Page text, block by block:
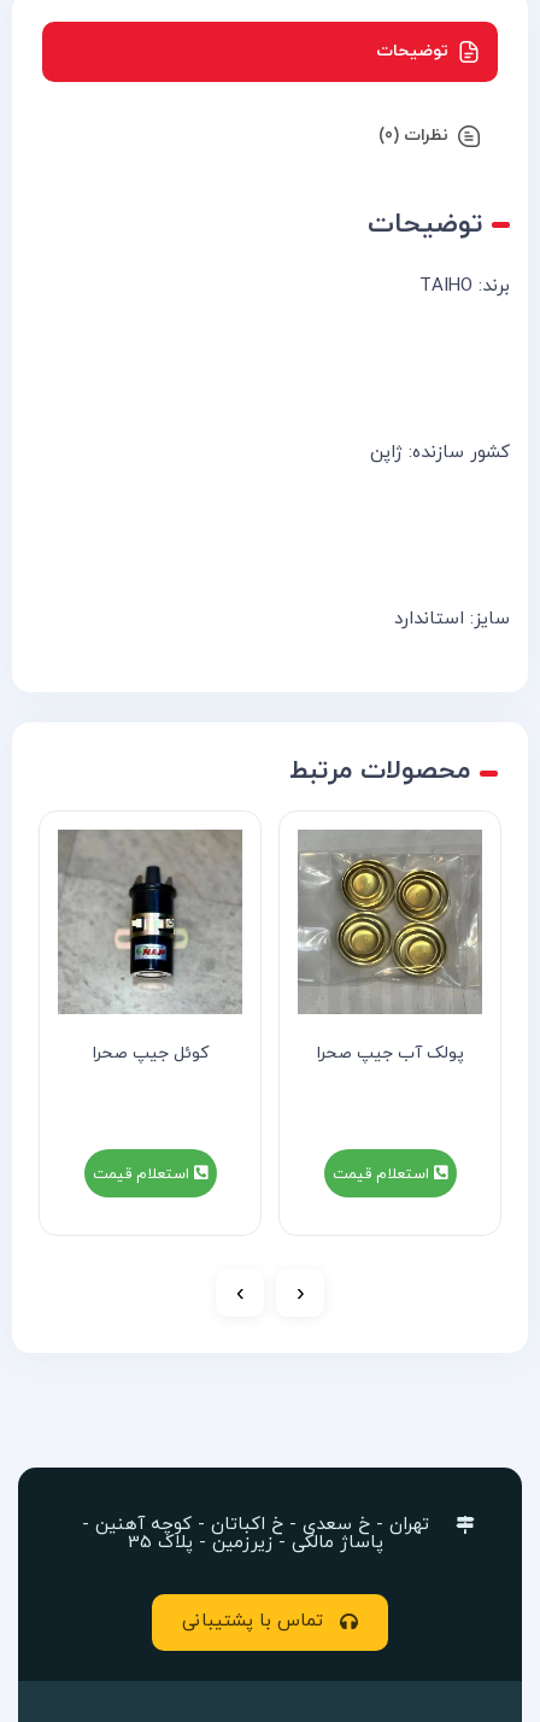
توضیحات
نظرات (0)
توضیحات
برند: TAIHO
کشور سازنده: ژاپن
سایز: استاندارد
محصولات مرتبط
پولک آب جیپ صحرا
استعلام قیمت
کوئل جیپ صحرا
استعلام قیمت
‹
›
تهران - خ سعدی - خ اکباتان - کوچه آهنین -
پاساژ مالکی - زیرزمین - پلاک 35
تماس با پشتیبانی